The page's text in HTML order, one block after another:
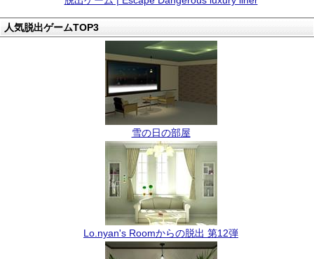
人気脱出ゲームTOP3
雪の日の部屋
Lo.nyan's Roomからの脱出 第12弾